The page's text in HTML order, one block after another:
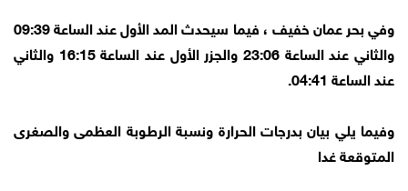
وفي بحر عمان خفيف ، فيما سيحدث المد الأول عند الساعة 09:39
والثاني عند الساعة 23:06 والجزر الأول عند الساعة 16:15 والثاني
عند الساعة 04:41.
وفيما يلي بيان بدرجات الحرارة ونسبة الرطوبة العظمى والصغرى
المتوقعة غدا